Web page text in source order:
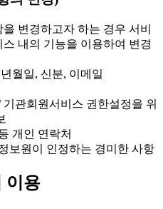
변경하고자 하는 경우 서비
내의 기능을 이용하여 변경
월일, 신분, 이메일
관회원서비스 권한설정을 위
개인 연락처
보원이 인정하는 경미한 사항
이용